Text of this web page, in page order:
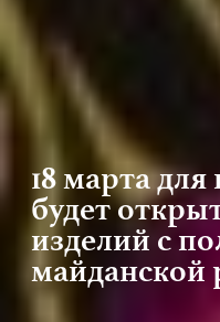
18 марта для
будет
изделий с
майданской